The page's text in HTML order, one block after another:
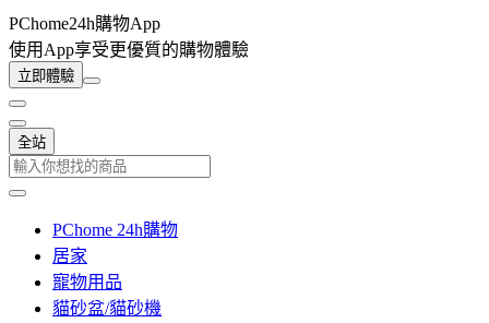
PChome24h購物App
使用App享受更優質的購物體驗
立即體驗
全站
PChome 24h購物
居家
寵物用品
貓砂盆/貓砂機